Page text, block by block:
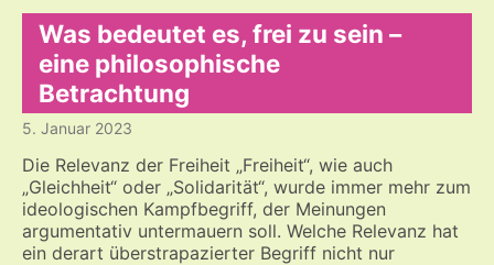
den
Krieg
Ukraine
–
Was bedeutet es, frei zu sein –
eine philosophische
Betrachtung
5. Januar 2023
Die Relevanz der Freiheit „Freiheit“, wie auch
„Gleichheit“ oder „Solidarität“, wurde immer mehr zum
ideologischen Kampfbegriff, der Meinungen
argumentativ untermauern soll. Welche Relevanz hat
ein derart überstrapazierter Begriff nicht nur